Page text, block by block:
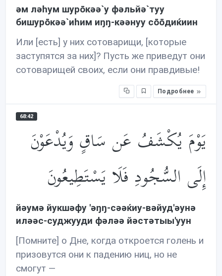
əм лəhум шурōкəə`у фəльйə`туу
бишурōкəə`иhим иŋŋ-кəəнуу сōōдиќиин
Или [есть] у них сотоварищи, [которые
заступятся за них]? Пусть же приведут они
сотоварищей своих, если они правдивые!
Подробнее
68:42
يَوْمَ يُكْشَفُ عَن سَاقٍ وَيُدْعَوْنَ
إِلَى السُّجُودِ فَلَا يَسْتَطِيعُونَ
йəумə йукшəфу 'əŋŋ-сəəќиу-вəйуд'əунə
илəəс-суджууди фəлəə йəстəтыы'уун
[Помните] о Дне, когда откроется голень и
призовутся они к падению ниц, но не
смогут —